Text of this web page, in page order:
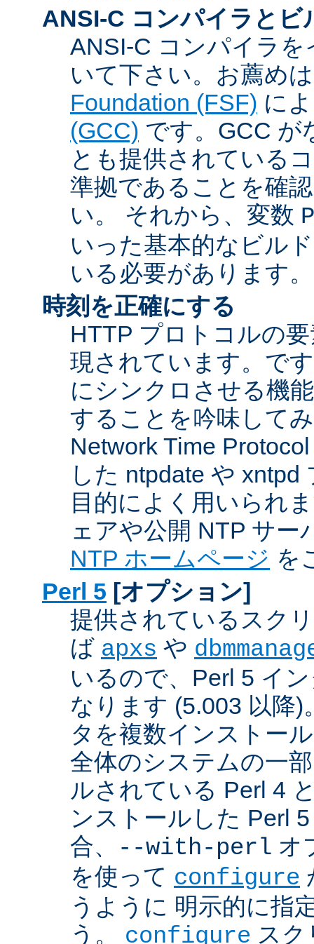
ANSI-C コンパイラとビ
ANSI-C コンパイラ
いて下さい。お薦め
Foundation (FSF) に
(GCC) です。GCC が
とも提供されている
準拠であることを確
い。 それから、変数
いった基本的なビル
いる必要があります。
時刻を正確にする
HTTP プロトコルの
現されています。で
にシンクロさせる機
することを吟味して
Network Time
した ntpdate や
目的によく用いられ
ェアや公開 NTP サー
NTP ホームページ を
Perl 5 [オプション]
提供されているスク
ば apxs や
いるので、Perl 5 イ
なります (5.003 以降
タを複数インストー
全体のシステムの一
ルされている Perl 4
ンストールした Perl
合、
--with-perl オ
を使って configure
うように 明示的に指
う。 configure スク